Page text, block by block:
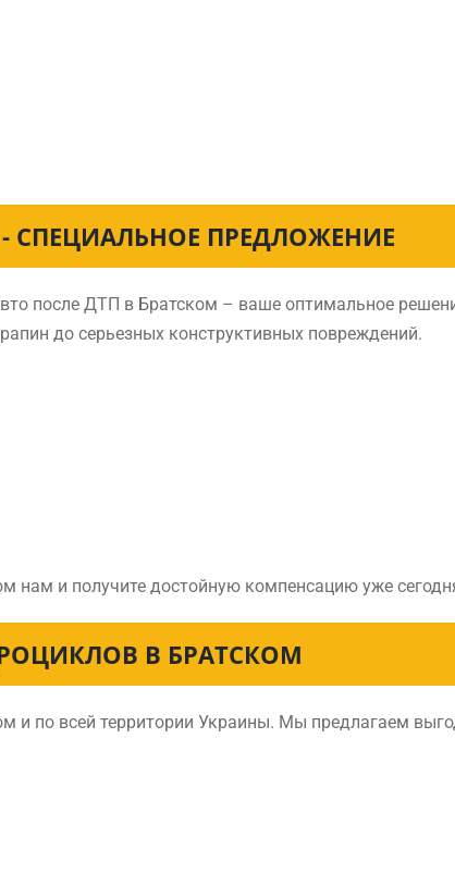
СПЕЦИАЛЬНОЕ ПРЕДЛОЖЕНИЕ
после ДТП в Братском – ваше оптимальное
до серьезных конструктивных повреждений.
нам и получите достойную компенсацию уже
В БРАТСКОМ
и по всей территории Украины. Мы предлагаем